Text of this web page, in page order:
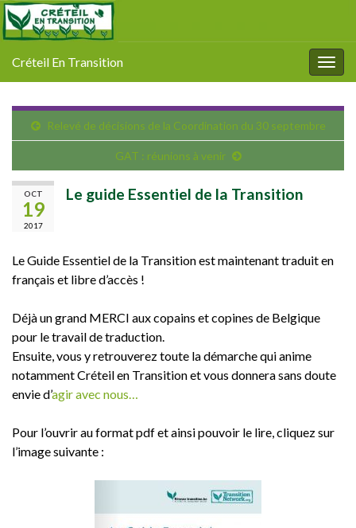
Créteil En Transition
Relevé de décisions de la Coordination du 30 septembre
GAT : réunions à venir
OCT
19
2017
Le guide Essentiel de la Transition
Le Guide Essentiel de la Transition est maintenant traduit en
français et libre d’accès !
Déjà un grand MERCI aux copains et copines de Belgique
pour le travail de traduction.
Ensuite, vous y retrouverez toute la démarche qui anime
notamment Créteil en Transition et vous donnera sans doute
envie d’agir avec nous…
Pour l’ouvrir au format pdf et ainsi pouvoir le lire, cliquez sur
l’image suivante :